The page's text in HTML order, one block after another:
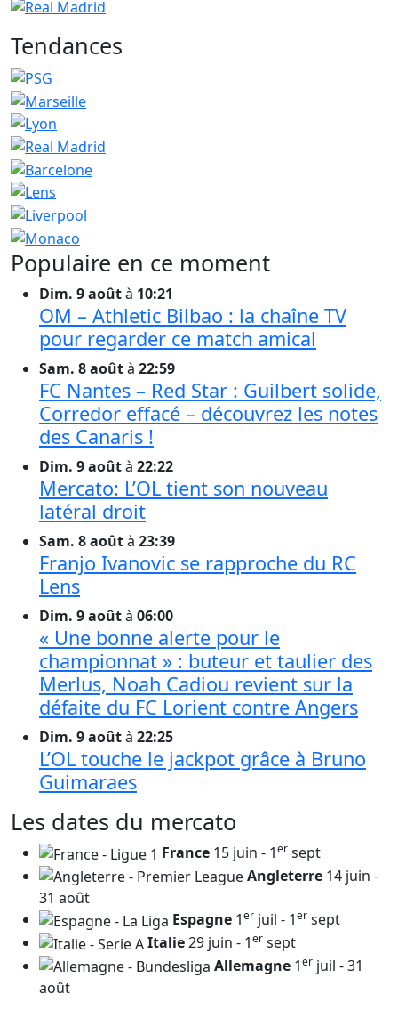
Tendances
Populaire en ce moment
Dim. 9 aoûtà 10:21
OM – Athletic Bilbao : la chaîne TV
pour regarder ce match amical
Sam. 8 aoûtà 22:59
FC Nantes – Red Star : Guilbert solide,
Corredor effacé – découvrez les notes
des Canaris !
Dim. 9 aoûtà 22:22
Mercato: L’OL tient son nouveau
latéral droit
Sam. 8 aoûtà 23:39
Franjo Ivanovic se rapproche du RC
Lens
Dim. 9 aoûtà 06:00
« Une bonne alerte pour le
championnat » : buteur et taulier des
Merlus, Noah Cadiou revient sur la
défaite du FC Lorient contre Angers
Dim. 9 aoûtà 22:25
L’OL touche le jackpot grâce à Bruno
Guimaraes
Les dates du mercato
France 15 juin - 1er sept
Angleterre 14 juin -
31 août
Espagne 1er juil - 1er sept
Italie29 juin - 1er sept
Allemagne 1er juil - 31
août